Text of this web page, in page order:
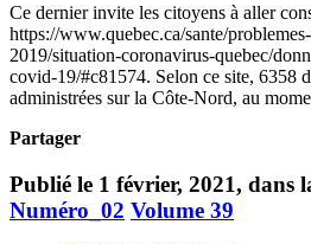
Ce dernier invite les citoyens à aller
https://www.quebec.ca/sante/
2019/situation-coronavirus-quebec/
covid-19/#c81574. Selon ce site, 6358
administrées sur la Côte-Nord, au
Partager
Publié le 1 février, 2021, dans
Numéro_02 Volume 39